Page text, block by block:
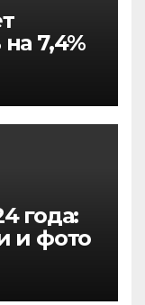
7,4%
года:
и фото